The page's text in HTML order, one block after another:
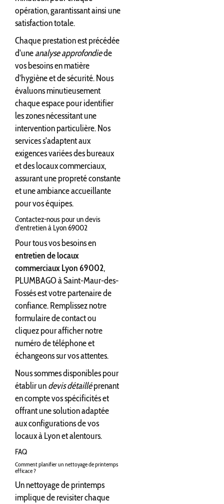
opération, garantissant ainsi une
satisfaction totale.
Chaque prestation est précédée
d'uneanalyse approfondiede
vos besoins en matière
d'hygiène et de sécurité. Nous
évaluons minutieusement
chaque espace pour identifier
les zones nécessitant une
intervention particulière. Nos
services s'adaptent aux
exigences variées des bureaux
et des locaux commerciaux,
assurant une propreté constante
et une ambiance accueillante
pour vos équipes.
Contactez-nous pour un devis
d'entretien à Lyon 69002
Pour tous vos besoins en
entretien de locaux
commerciaux Lyon 69002,
PLUMBAGO à Saint-Maur-des-
Fossés est votre partenaire de
confiance. Remplissez notre
formulaire de contact ou
cliquez pour afficher notre
numéro de téléphone et
échangeons sur vos attentes.
Nous sommes disponibles pour
établir undevis détailléprenant
en compte vos spécificités et
offrant une solution adaptée
aux configurations de vos
locaux à Lyon et alentours.
FAQ
Comment planifier un nettoyage de printemps
efficace ?
Un nettoyage de printemps
implique de revisiter chaque